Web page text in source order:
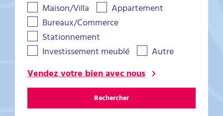
Maison/Villa
Appartement
Bureaux/Commerce
Stationnement
Investissement meublé
Autre
Vendez votre bien avec nous
Rechercher